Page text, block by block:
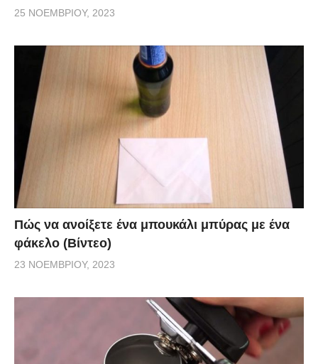
25 ΝΟΕΜΒΡΊΟΥ, 2023
Πώς να ανοίξετε ένα μπουκάλι μπύρας με ένα
φάκελο (Βίντεο)
23 ΝΟΕΜΒΡΊΟΥ, 2023